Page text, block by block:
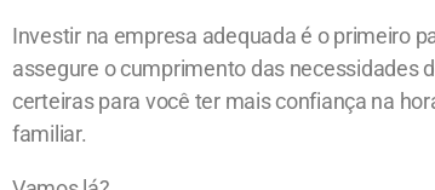
Investir na empresa adequada é o primeiro
assegure o cumprimento das necessidades
certeiras para você ter mais confiança na
familiar.